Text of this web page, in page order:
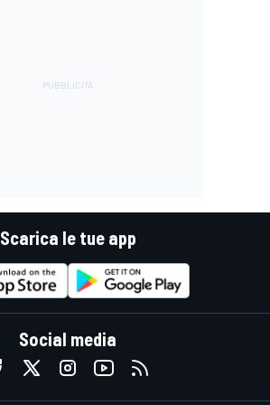
Scarica le tue app
Social media